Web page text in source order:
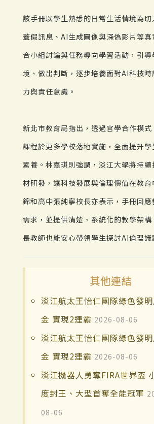
該手冊以學生熟悉的日常生活情境為切
蓋假訊息、AI生成圖像與深偽影片等
合小組討論與任務導向學習活動，引
境、做出判斷，逐步培養面對AI科技
力與責任意識。
新北市教育局指出，透過官學合作模
課程於更多學校落地實施，全面提升
素養。林嘉琪則強調，淡江大學將持續
材研發，讓科技發展與倫理價值在教育
錦和高中張純寧校長亦表示，手冊回
需求，並提供清楚、系統化的教學架
長教師也能安心帶領學生探討AI倫理議
其他連結
淡江航太王怡仁團隊綠色發
金 實現2連霸 2026-08-06
淡江航太王怡仁團隊綠色發
金 實現2連霸 2026-08-06
淡江機器人勇奪FIRA世界盃
度封王、大型首奪全能冠軍
08-06